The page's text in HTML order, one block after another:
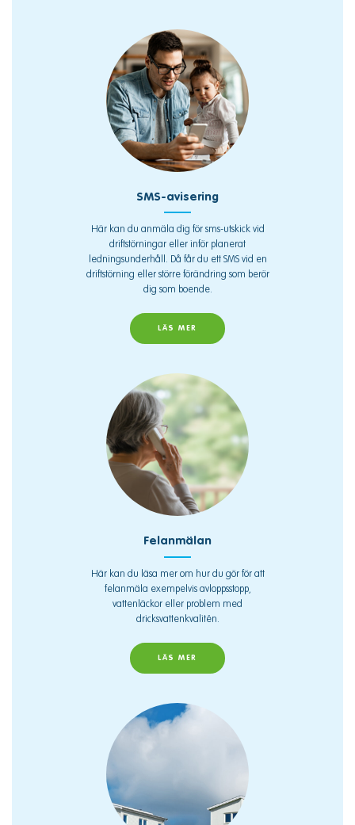
SMS-avisering
Här kan du anmäla dig för sms-utskick vid
driftstörningar eller inför planerat
ledningsunderhåll. Då får du ett SMS vid en
driftstörning eller större förändring som berör
dig som boende.
LÄS MER
Felanmälan
Här kan du läsa mer om hur du gör för att
felanmäla exempelvis avloppsstopp,
vattenläckor eller problem med
dricksvattenkvalitén.
LÄS MER